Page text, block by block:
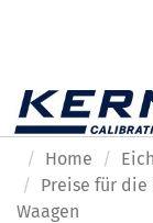
Home
Preise für
Waagen